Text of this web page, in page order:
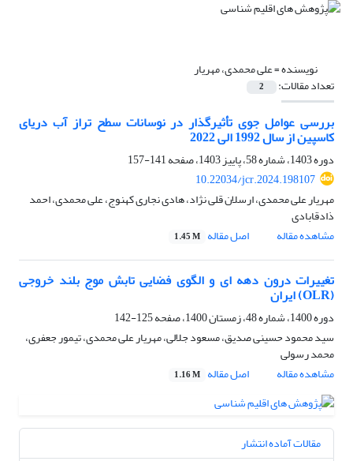
نویسنده =علی محمدی، مهریار
تعداد مقالات: 2
بررسی عوامل جوی تأثیرگذار در نوسانات سطح تراز آب دریای
کاسپین از سال 1992 الی 2022
دوره 1403، شماره 58، پاییز 1403، صفحه
141-157
10.22034/jcr.2024.198107
مهریار علی محمدی، ارسلان قلی نژاد، هادی نجاری کهنوج، علی محمدی، احمد
ذادقابادی
مشاهده مقاله
اصل مقاله 1.45 M
تغییرات درون دهه ای و الگوی فضایی تابش موج بلند خروجی
(OLR) ایران
دوره 1400، شماره 48، زمستان 1400، صفحه
125-142
سید محمود حسینی صدیق، مسعود جلالی، مهریار علی محمدی، تیمور جعفری،
محمد رسولی
مشاهده مقاله
اصل مقاله 1.16 M
مقالات آماده انتشار